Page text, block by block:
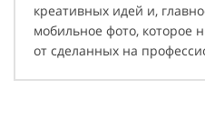
креативных идей и,
мобильное фото, которое
от сделанных на